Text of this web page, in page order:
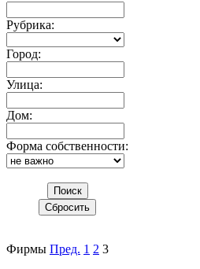
Рубрика:
Город:
Улица:
Дом:
Форма собственности:
Фирмы Пред. 1 2 3